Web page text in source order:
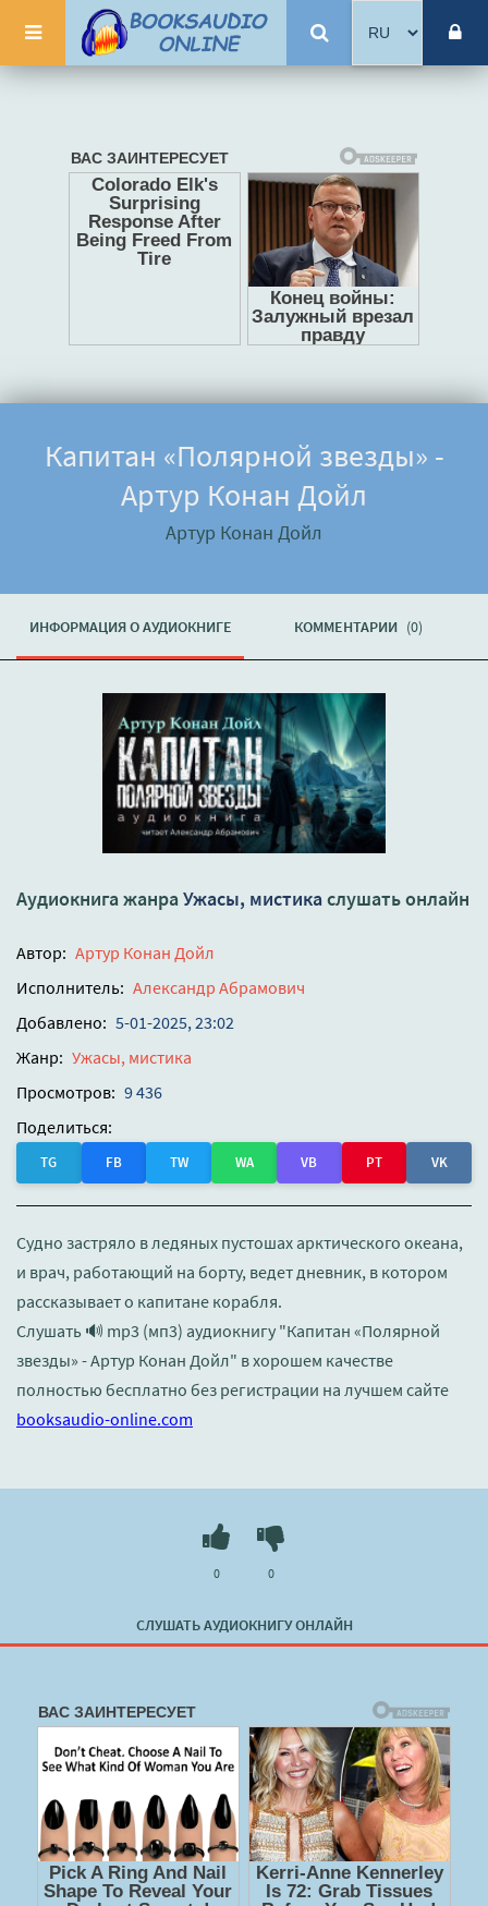
Капитан «Полярной звезды» -
Артур Конан Дойл
Артур Конан Дойл
ИНФОРМАЦИЯ О АУДИОКНИГЕ КОММЕНТАРИИ (0)
Аудиокнига жанра Ужасы, мистикаслушать онлайн
Автор: Артур Конан Дойл
Исполнитель: Александр Абрамович
Добавлено: 5-01-2025, 23:02
Жанр: Ужасы, мистика
Просмотров: 9 436
Поделиться:
TG FB TW WA VB PT VK
Судно застряло в ледяных пустошах арктического океана,
и врач, работающий на борту, ведет дневник, в котором
рассказывает о капитане корабля.
Слушать 🔊 mp3 (мп3) аудиокнигу "Капитан «Полярной
звезды» - Артур Конан Дойл" в хорошем качестве
полностью бесплатно без регистрации на лучшем сайте
booksaudio-online.com
СЛУШАТЬ АУДИОКНИГУ ОНЛАЙН
0 0